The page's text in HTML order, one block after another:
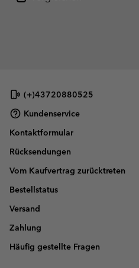
(+)43720880525
Kundenservice
Kontaktformular
Rücksendungen
Vom Kaufvertrag zurücktreten
Bestellstatus
Versand
Zahlung
Häufig gestellte Fragen